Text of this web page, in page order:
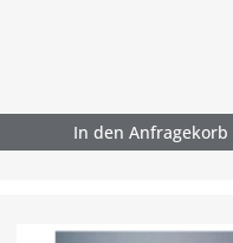
In den Anfragekorb